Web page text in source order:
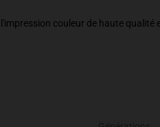
couleur de haute